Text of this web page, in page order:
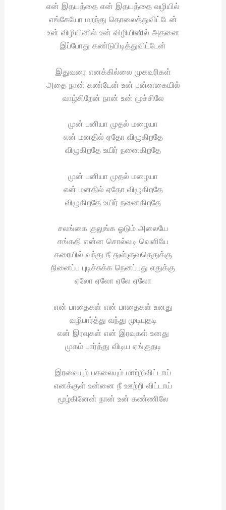
என் இதயத்தை என் இதயத்தை வழியில்
எங்கேயோ மறந்து தொலைத்துவிட்டேன்
உன் விழியினில் உன் விழியினில் அதனை
இப்போது கண்டுபிடித்துவிட்டேன்
இதுவரை எனக்கில்லை முகவரிகள்
அதை நான் கண்டேன் உன் புன்னகையில்
வாழ்கிறேன் நான் உன் மூச்சிலே
முன் பனியா முதல் மழையா
என் மனதில் ஏதோ விழுகிறதே
விழுகிறதே உயிர் நனைகிறதே
முன் பனியா முதல் மழையா
என் மனதில் ஏதோ விழுகிறதே
விழுகிறதே உயிர் நனைகிறதே
சலங்கை குலுங்க ஓடும் அலையே
சங்கதி என்ன சொல்லடி வெளியே
கரையில் வந்து நீ துள்ளுவதெதுக்கு
நினைப்ப புடிச்சுக்க நெனப்பது எதுக்கு
ஏலோ ஏலோ ஏலே ஏலோ
என் பாதைகள் என் பாதைகள் உனது
வழிபார்த்து வந்து முடியுதடி
என் இரவுகள் என் இரவுகள் உனது
முகம் பார்த்து விடிய ஏங்குதடி
இரவையும் பகலையும் மாற்றிவிட்டாய்
எனக்குள் உன்னை நீ ஊற்றி விட்டாய்
மூழ்கினேன் நான் உன் கண்ணிலே